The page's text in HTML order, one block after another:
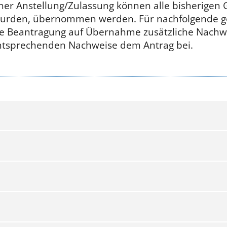
Anstellung/Zulassung können alle bisherigen
übernommen werden. Für nachfolgende
Beantragung auf Übernahme zusätzliche
Nachweise dem Antrag bei.
zum Statuswechsel
zum Statuswechsel